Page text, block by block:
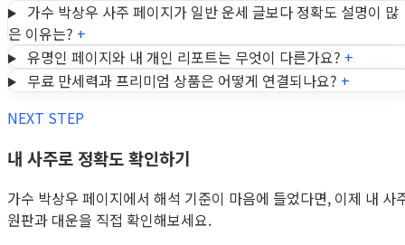
가수 박상우 사주 페이지가 일반 운세 글보다 정확도 설명이 많
은 이유는? +
유명인 페이지와 내 개인 리포트는 무엇이 다른가요? +
무료 만세력과 프리미엄 상품은 어떻게 연결되나요? +
NEXT STEP
내 사주로 정확도 확인하기
가수 박상우 페이지에서 해석 기준이 마음에 들었다면, 이제 내 사
원판과 대운을 직접 확인해보세요.